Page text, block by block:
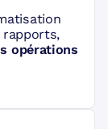
rapports,
opérations